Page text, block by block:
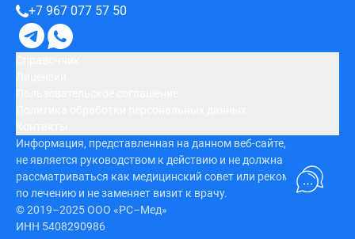
+7 967 077 57 50
Информация, представленная на данном веб-сайте,
не является руководством к действию и не должна
рассматриваться как медицинский совет или рекомендация
по лечению и не заменяет визит к врачу.
© 2019–2025 ООО «РС–Мед»
ИНН 5408290986